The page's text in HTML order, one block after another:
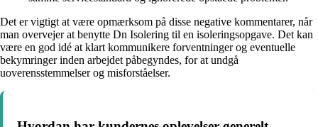
Det er vigtigt at være opmærksom på disse negative kommentarer, når
man overvejer at benytte Dn Isolering til en isoleringsopgave. Det kan
være en god idé at klart kommunikere forventninger og eventuelle
bekymringer inden arbejdet påbegyndes, for at undgå
uoverensstemmelser og misforståelser.